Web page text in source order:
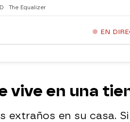
The Equalizer
EN
vive en una
extraños en su casa.